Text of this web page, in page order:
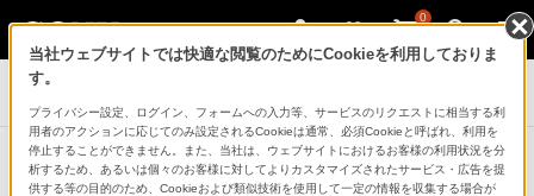
0
デジタル一眼カメラ α（アルファ）
お知らせ お知らせ一覧に戻る
当社ウェブサイトでは快適な閲覧のためにCookieを利用しておりま
す。
プライバシー設定、ログイン、フォームへの入力等、サービスのリクエストに相当する利
用者のアクションに応じてのみ設定されるCookieは通常、必須Cookieと呼ばれ、利用を
停止することができません。また、当社は、ウェブサイトにおけるお客様の利用状況を分
析するため、あるいは個々のお客様に対してよりカスタマイズされたサービス・広告を提
供する等の目的のため、Cookieおよび類似技術を使用して一定の情報を収集する場合が